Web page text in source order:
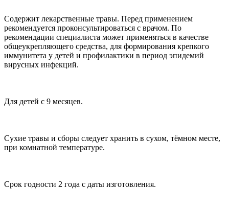
Содержит лекарственные травы. Перед применением
рекомендуется проконсультироваться с врачом. По
рекомендации специалиста может применяться в качестве
общеукрепляющего средства, для формирования крепкого
иммунитета у детей и профилактики в период эпидемий
вирусных инфекций.
Для детей с 9 месяцев.
Сухие травы и сборы следует хранить в сухом, тёмном месте,
при комнатной температуре.
Срок годности 2 года с даты изготовления.